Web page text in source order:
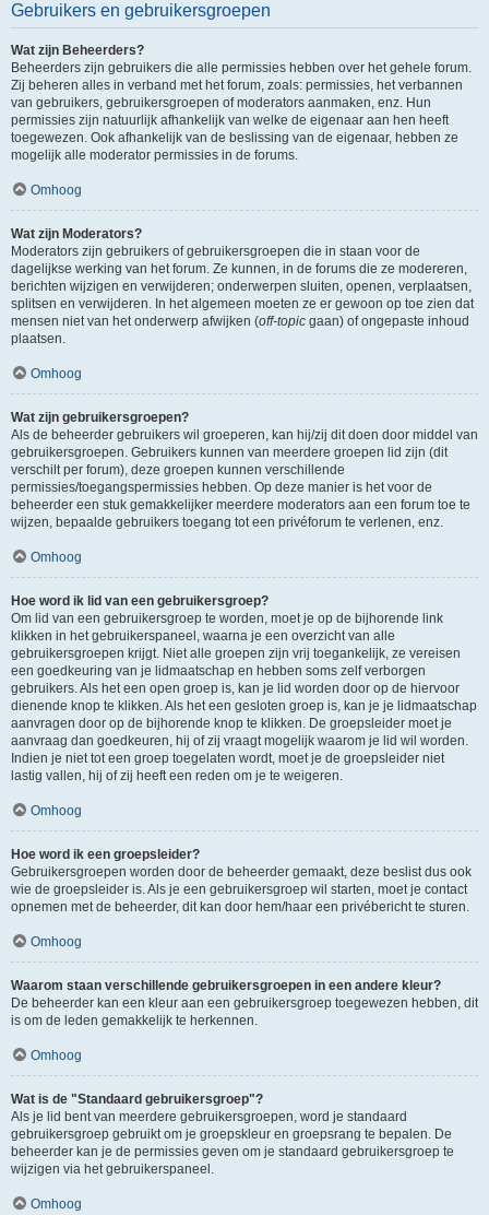
Gebruikers en gebruikersgroepen
Wat zijn Beheerders?
Beheerders zijn gebruikers die alle permissies hebben over het gehele forum.
Zij beheren alles in verband met het forum, zoals: permissies, het verbannen
van gebruikers, gebruikersgroepen of moderators aanmaken, enz. Hun
permissies zijn natuurlijk afhankelijk van welke de eigenaar aan hen heeft
toegewezen. Ook afhankelijk van de beslissing van de eigenaar, hebben ze
mogelijk alle moderator permissies in de forums.
Omhoog
Wat zijn Moderators?
Moderators zijn gebruikers of gebruikersgroepen die in staan voor de
dagelijkse werking van het forum. Ze kunnen, in de forums die ze modereren,
berichten wijzigen en verwijderen; onderwerpen sluiten, openen, verplaatsen,
splitsen en verwijderen. In het algemeen moeten ze er gewoon op toe zien dat
mensen niet van het onderwerp afwijken (off-topic gaan) of ongepaste inhoud
plaatsen.
Omhoog
Wat zijn gebruikersgroepen?
Als de beheerder gebruikers wil groeperen, kan hij/zij dit doen door middel van
gebruikersgroepen. Gebruikers kunnen van meerdere groepen lid zijn (dit
verschilt per forum), deze groepen kunnen verschillende
permissies/toegangspermissies hebben. Op deze manier is het voor de
beheerder een stuk gemakkelijker meerdere moderators aan een forum toe te
wijzen, bepaalde gebruikers toegang tot een privéforum te verlenen, enz.
Omhoog
Hoe word ik lid van een gebruikersgroep?
Om lid van een gebruikersgroep te worden, moet je op de bijhorende link
klikken in het gebruikerspaneel, waarna je een overzicht van alle
gebruikersgroepen krijgt. Niet alle groepen zijn vrij toegankelijk, ze vereisen
een goedkeuring van je lidmaatschap en hebben soms zelf verborgen
gebruikers. Als het een open groep is, kan je lid worden door op de hiervoor
dienende knop te klikken. Als het een gesloten groep is, kan je je lidmaatschap
aanvragen door op de bijhorende knop te klikken. De groepsleider moet je
aanvraag dan goedkeuren, hij of zij vraagt mogelijk waarom je lid wil worden.
Indien je niet tot een groep toegelaten wordt, moet je de groepsleider niet
lastig vallen, hij of zij heeft een reden om je te weigeren.
Omhoog
Hoe word ik een groepsleider?
Gebruikersgroepen worden door de beheerder gemaakt, deze beslist dus ook
wie de groepsleider is. Als je een gebruikersgroep wil starten, moet je contact
opnemen met de beheerder, dit kan door hem/haar een privébericht te sturen.
Omhoog
Waarom staan verschillende gebruikersgroepen in een andere kleur?
De beheerder kan een kleur aan een gebruikersgroep toegewezen hebben, dit
is om de leden gemakkelijk te herkennen.
Omhoog
Wat is de "Standaard gebruikersgroep"?
Als je lid bent van meerdere gebruikersgroepen, word je standaard
gebruikersgroep gebruikt om je groepskleur en groepsrang te bepalen. De
beheerder kan je de permissies geven om je standaard gebruikersgroep te
wijzigen via het gebruikerspaneel.
Omhoog